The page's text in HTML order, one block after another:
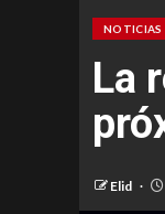
NOTICIAS
La
Elid